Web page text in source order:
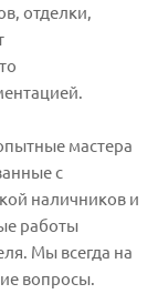
отделки,
мастера
с
наличников и
работы
Мы всегда на
вопросы.